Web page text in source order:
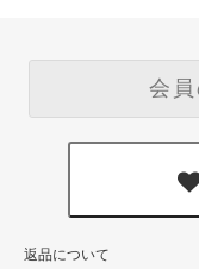
会
返品について